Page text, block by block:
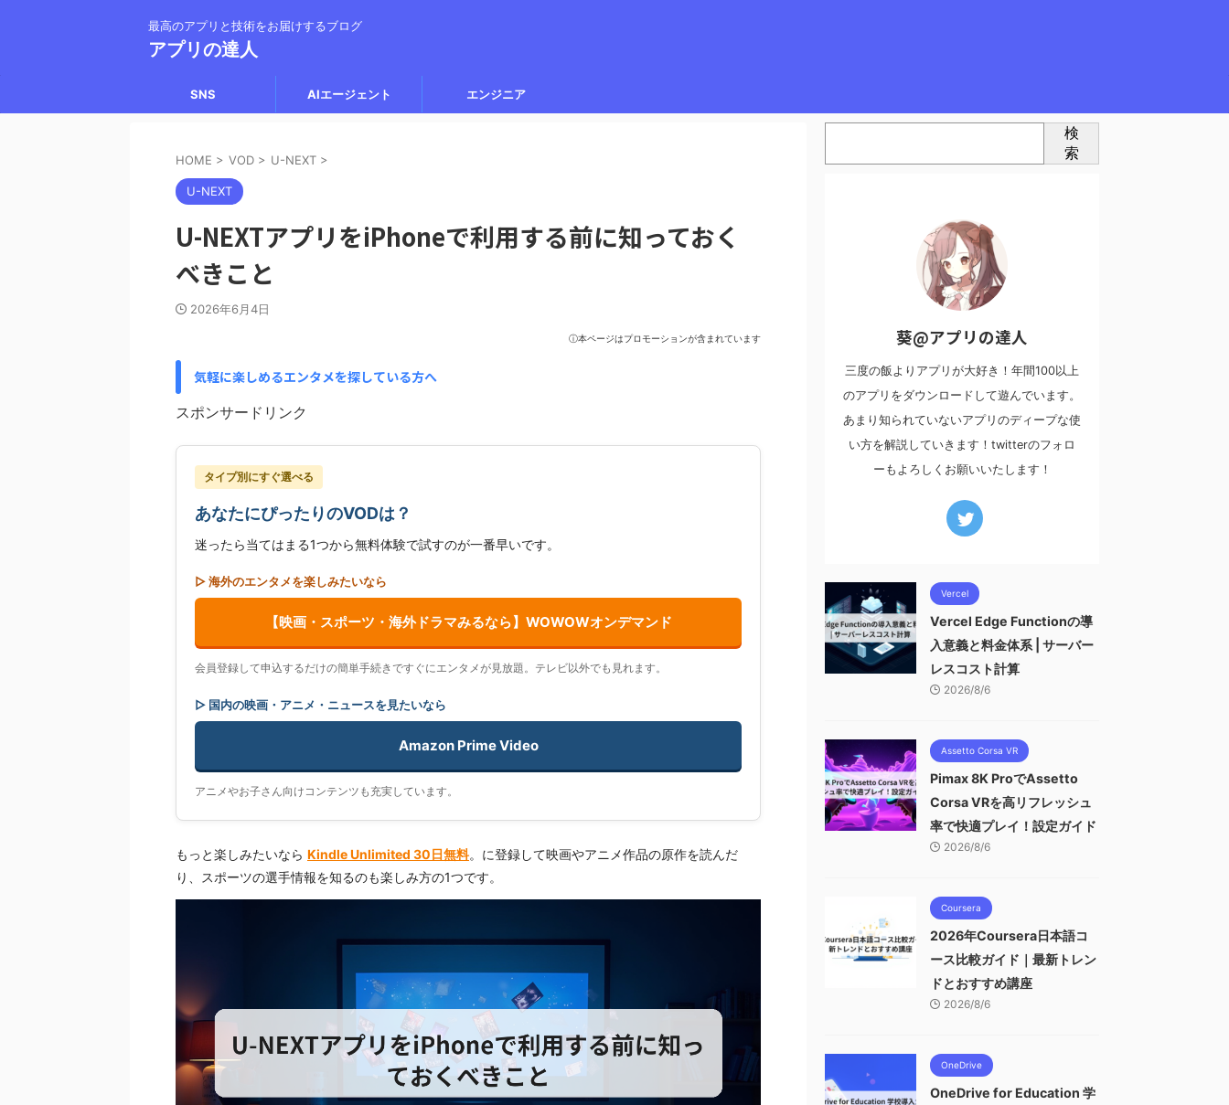
最高のアプリと技術をお届けするブログ
アプリの達人
SNS AIエージェント エンジニア
HOME > VOD > U-NEXT >
U-NEXT
U-NEXTアプリをiPhoneで利用する前に知っておく
べきこと
2026年6月4日
ⓘ本ページはプロモーションが含まれています
気軽に楽しめるエンタメを探している方へ
スポンサードリンク
タイプ別にすぐ選べる
あなたにぴったりのVODは？
迷ったら当てはまる1つから無料体験で試すのが一番早いです。
▷ 海外のエンタメを楽しみたいなら
【映画・スポーツ・海外ドラマみるなら】WOWOWオンデマンド
会員登録して申込するだけの簡単手続きですぐにエンタメが見放題。テレビ以外でも見れます。
▷ 国内の映画・アニメ・ニュースを見たいなら
Amazon Prime Video
アニメやお子さん向けコンテンツも充実しています。
もっと楽しみたいなら Kindle Unlimited 30日無料。に登録して映画やアニメ作品の原作を読んだ
り、スポーツの選手情報を知るのも楽しみ方の1つです。
検
索
葵@アプリの達人
三度の飯よりアプリが大好き！年間100以上
のアプリをダウンロードして遊んでいます。
あまり知られていないアプリのディープな使
い方を解説していきます！twitterのフォロ
ーもよろしくお願いいたします！
Vercel
Vercel Edge Functionの導
入意義と料金体系 | サーバー
レスコスト計算
2026/8/6
Assetto Corsa VR
Pimax 8K ProでAssetto
Corsa VRを高リフレッシュ
率で快適プレイ！設定ガイド
2026/8/6
Coursera
2026年Coursera日本語コ
ース比較ガイド｜最新トレン
ドとおすすめ講座
2026/8/6
OneDrive
OneDrive for Education 学